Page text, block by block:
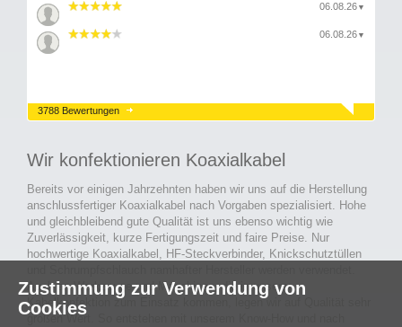
06.08.26 ▼
06.08.26 ▼
3788 Bewertungen
Wir konfektionieren Koaxialkabel
Bereits vor einigen Jahrzehnten haben wir uns auf die Herstellung
anschlussfertiger Koaxialkabel nach Vorgaben spezialisiert. Hohe
und gleichbleibend gute Qualität ist uns ebenso wichtig wie
Zuverlässigkeit, kurze Fertigungszeit und faire Preise. Nur
hochwertige Koaxialkabel, HF-Steckverbinder, Knickschutztüllen
Auch an Werkzeuge und Maschinen, die in unserer
Kabelkonfektion zum Einsatz kommen, legen wir auf Qualität sehr
großen Wert. So entstehen mit unserem Know-How und nach
Zustimmung zur Verwendung von
Cookies